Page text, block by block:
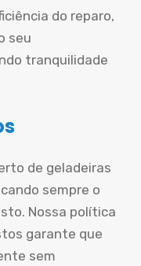
do reparo,
seu
tranquilidade
de geladeiras
sempre o
Nossa política
garante que
sem